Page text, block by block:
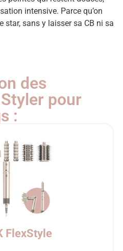
intensive. Parce qu’on
star, sans y laisser sa CB ni sa
des
pour
:
FlexStyle